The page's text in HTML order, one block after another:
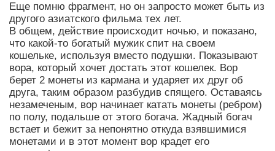
Еще помню фрагмент, но он запросто может быть из
другого азиатского фильма тех лет.
В общем, действие происходит ночью, и показано,
что какой-то богатый мужик спит на своем
кошельке, используя вместо подушки. Показывают
вора, который хочет достать этот кошелек. Вор
берет 2 монеты из кармана и ударяет их друг об
друга, таким образом разбудив спящего. Оставаясь
незамеченым, вор начинает катать монеты (ребром)
по полу, подальше от этого богача. Жадный богач
встает и бежит за непонятно откуда взявшимися
монетами и в этот момент вор крадет его